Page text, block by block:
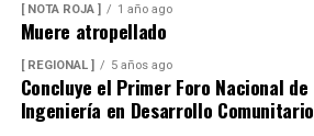
[ NOTA ROJA ] 1 año ago
Muere atropellado
[ REGIONAL ] 5 años ago
Concluye el Primer Foro Nacional de
Ingeniería en Desarrollo Comunitario